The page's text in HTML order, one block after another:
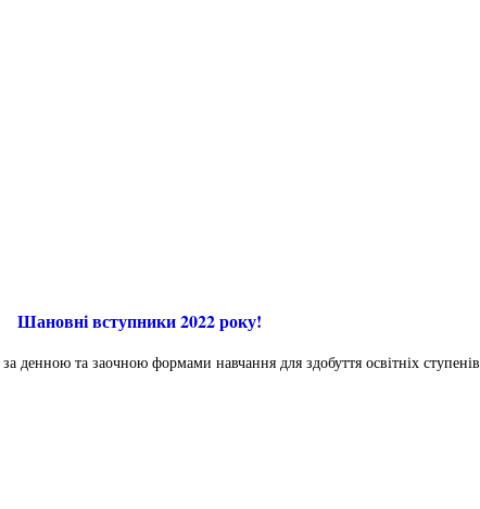
Шановні вступники 2022 року!
за денною та заочною формами навчання для здобуття освітніх ступенів